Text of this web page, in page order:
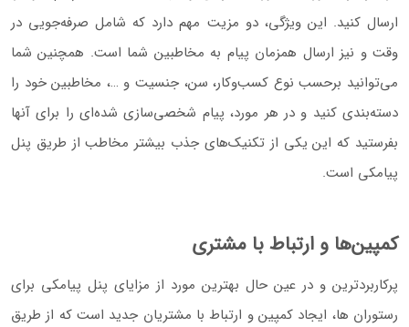
ارسال کنید. این ویژگی‌، دو مزیت مهم دارد که شامل صرفه‌جویی در
وقت و نیز ارسال همزمان پیام به مخاطبین شما است. همچنین شما
می‌توانید برحسب نوع کسب‌وکار، سن، جنسیت و …، مخاطبین خود را
دسته‌بندی کنید و در هر مورد، پیام شخصی‌سازی شده‌ای را برای آنها
بفرستید که این یکی از تکنیک‌های جذب بیشتر مخاطب از طریق پنل
پیامکی است.
کمپین‌ها و ارتباط با مشتری
پرکاربردترین و در عین حال بهترین مورد از مزایای پنل پیامکی برای
رستوران‌ ها، ایجاد کمپین و ارتباط با مشتریان جدید است که از طریق